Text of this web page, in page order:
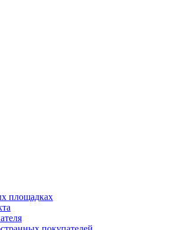
площадках